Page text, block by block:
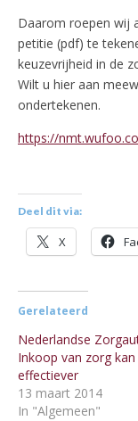
Daarom roepen wij
petitie (pdf) te
keuzevrijheid in de
Wilt u hier aan
ondertekenen.
https://
Deel dit via:
X
Gerelateerd
Nederlandse
Inkoop van zorg kan
effectiever
13 maart 2014
In "Algemeen"